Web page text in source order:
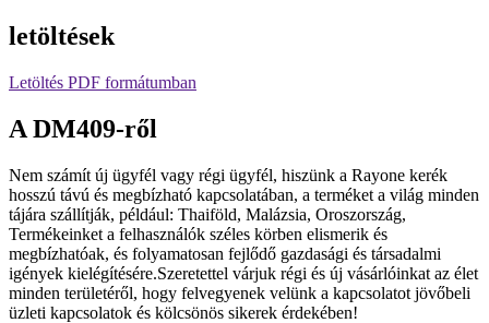
letöltések
Letöltés PDF formátumban
A DM409-ről
Nem számít új ügyfél vagy régi ügyfél, hiszünk a Rayone kerék
hosszú távú és megbízható kapcsolatában, a terméket a világ minden
tájára szállítják, például: Thaiföld, Malázsia, Oroszország,
Termékeinket a felhasználók széles körben elismerik és
megbízhatóak, és folyamatosan fejlődő gazdasági és társadalmi
igények kielégítésére.Szeretettel várjuk régi és új vásárlóinkat az élet
minden területéről, hogy felvegyenek velünk a kapcsolatot jövőbeli
üzleti kapcsolatok és kölcsönös sikerek érdekében!